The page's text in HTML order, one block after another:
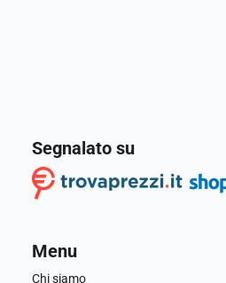
Segnalato su
Menu
Chi siamo